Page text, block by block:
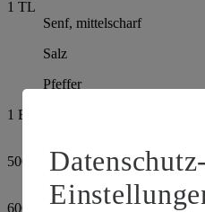
1 TL
Senf, mittelscharf
Salz
Pfeffer
1 EL
500
600
Datenschutz-